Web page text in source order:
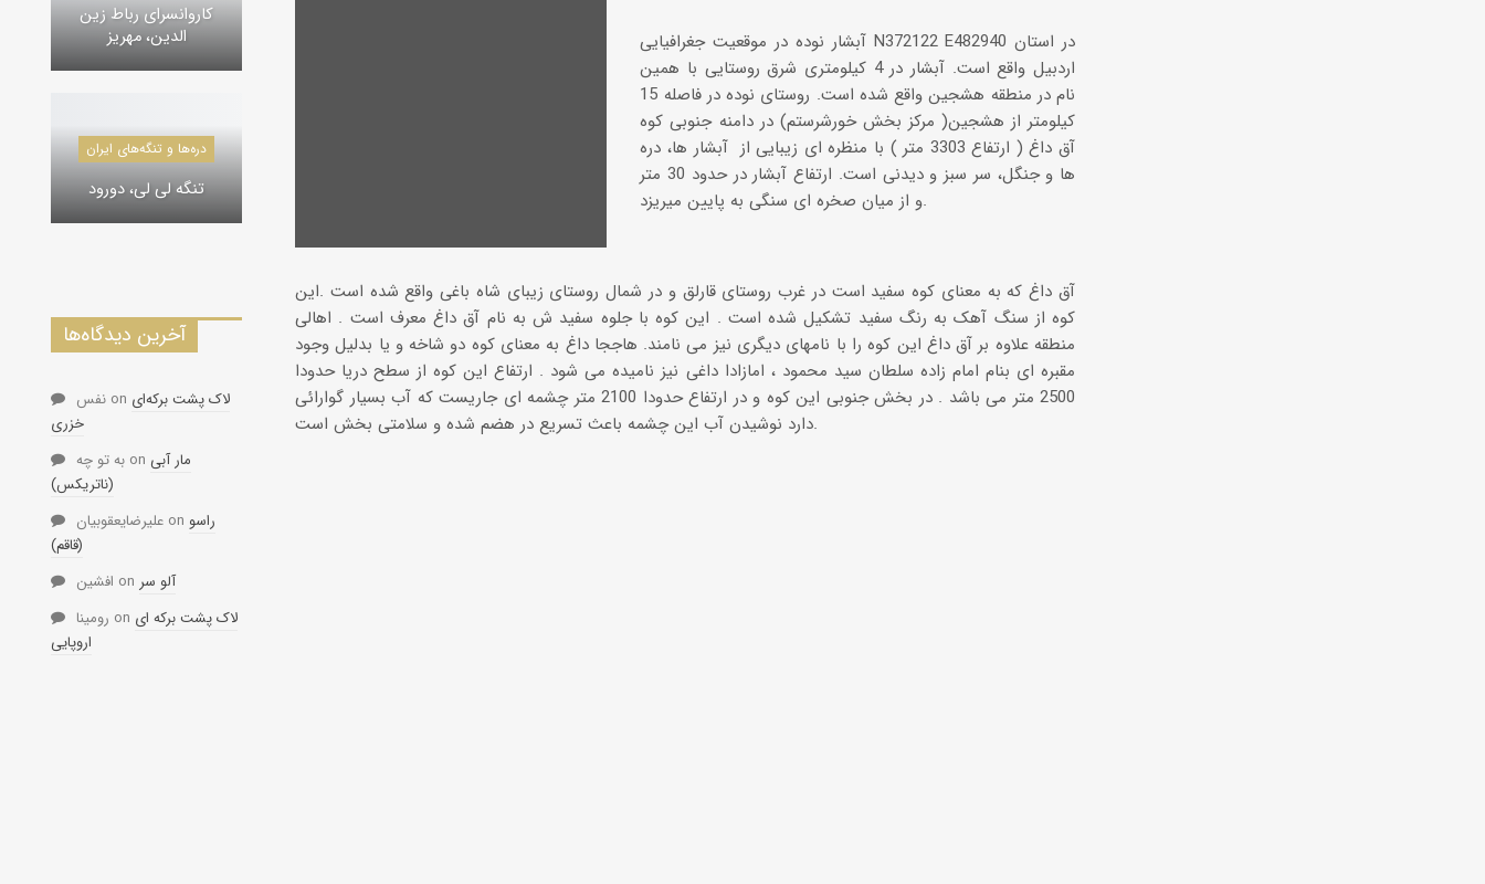
آبشار نوده در موقعیت جغرافیایی N372122 E482940 در استان
اردبیل واقع است. آبشار در 4 کیلومتری شرق روستایی با همین
نام در منطقه هشجین واقع شده است. روستای نوده در فاصله 15
کیلومتر از هشجین( مرکز بخش خورشرستم) در دامنه جنوبی کوه
آق داغ ( ارتفاع 3303 متر ) با منظره ای زیبایی از آبشار ها، دره
ها و جنگل، سر سبز و دیدنی است. ارتفاع آبشار در حدود 30 متر
و از میان صخره ای سنگی به پایین میریزد.
آق داغ که به معنای کوه سفید است در غرب روستای قارلق و در شمال روستای زیبای شاه باغی واقع شده است .این
کوه از سنگ آهک به رنگ سفید تشکیل شده است . این کوه با جلوه سفید ش به نام آق داغ معرف است . اهالی
منطقه علاوه بر آق داغ این کوه را با نامهای دیگری نیز می نامند. هاججا داغ به معنای کوه دو شاخه و یا بدلیل وجود
مقبره ای بنام امام زاده سلطان سید محمود ، امازادا داغی نیز نامیده می شود . ارتفاع این کوه از سطح دریا حدودا
2500 متر می باشد . در بخش جنوبی این کوه و در ارتفاع حدودا 2100 متر چشمه ای جاریست که آب بسیار گوارائی
دارد نوشیدن آب این چشمه باعث تسریع در هضم شده و سلامتی بخش است.
کاروانسرای رباط زین
الدین، مهریز
دره‌ها و تنگه‌های ایران
تنگه لی لی، دورود
آخرین دیدگاه‌ها
نفس on لاک پشت برکه‌ای
خزری
به تو چه on مار آبی
(ناتریکس)
علیرضایعقوبیان on راسو
(قاقم)
افشین on آلو سر
رومینا on لاک پشت برکه ای
اروپایی